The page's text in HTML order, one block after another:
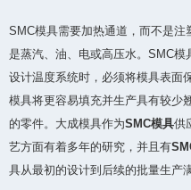
SMC模具需要加热通道，而不是
是蒸汽、油、电或高压水。SMC
设计温度系统时，必须将模具表面
模具将更容易填充并生产具有较少
的零件。大成模具作为SMC模具供
艺方面有着多年的研究，并且有
具从最初的设计到后续的批量生产